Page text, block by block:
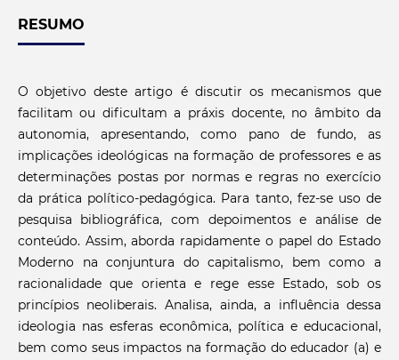
RESUMO
O objetivo deste artigo é discutir os mecanismos que
facilitam ou dificultam a práxis docente, no âmbito da
autonomia, apresentando, como pano de fundo, as
implicações ideológicas na formação de professores e as
determinações postas por normas e regras no exercício
da prática político-pedagógica. Para tanto, fez-se uso de
pesquisa bibliográfica, com depoimentos e análise de
conteúdo. Assim, aborda rapidamente o papel do Estado
Moderno na conjuntura do capitalismo, bem como a
racionalidade que orienta e rege esse Estado, sob os
princípios neoliberais. Analisa, ainda, a influência dessa
ideologia nas esferas econômica, política e educacional,
bem como seus impactos na formação do educador (a) e